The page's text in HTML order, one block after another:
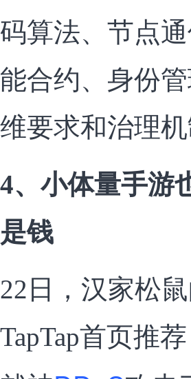
码算法、节点
能合约、身份
维要求和治理
4、小体量手游
是钱
22日，汉家松
TapTap首页推